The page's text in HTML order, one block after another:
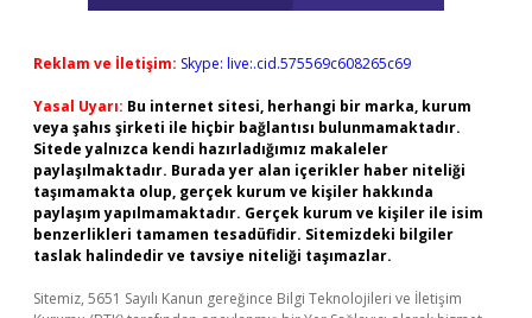
Reklam ve İletişim: Skype: live:.cid.575569c608265c69
Yasal Uyarı: Bu internet sitesi, herhangi bir marka, kurum
veya şahıs şirketi ile hiçbir bağlantısı bulunmamaktadır.
Sitede yalnızca kendi hazırladığımız makaleler
paylaşılmaktadır. Burada yer alan içerikler haber niteliği
taşımamakta olup, gerçek kurum ve kişiler hakkında
paylaşım yapılmamaktadır. Gerçek kurum ve kişiler ile isim
benzerlikleri tamamen tesadüfidir. Sitemizdeki bilgiler
taslak halindedir ve tavsiye niteliği taşımazlar.
Sitemiz, 5651 Sayılı Kanun gereğince Bilgi Teknolojileri ve İletişim